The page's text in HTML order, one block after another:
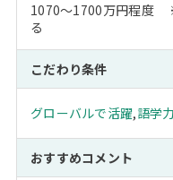
1070～1700万円程度
る
こだわり条件
グローバルで活躍,語学
おすすめコメント